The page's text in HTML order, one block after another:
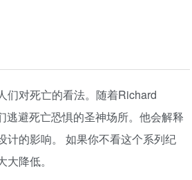
们对死亡的看法。随着Richard
避死亡恐惧的圣神场所。他会解释
计的影响。 如果你不看这个系列纪
降低。